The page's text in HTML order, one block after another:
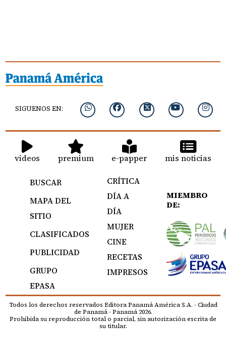
SIGUENOS EN:
videos premium e-papper mis noticias
BUSCAR
MAPA DEL
SITIO
CLASIFICADOS
PUBLICIDAD
GRUPO
EPASA
CRÍTICA
DÍA A
DÍA
MUJER
CINE
RECETAS
IMPRESOS
MIEMBRO
DE:
Todos los derechos reservados Editora Panamá América S.A. - Ciudad
de Panamá - Panamá 2026.
Prohibida su reproducción total o parcial, sin autorización escrita de
su titular.